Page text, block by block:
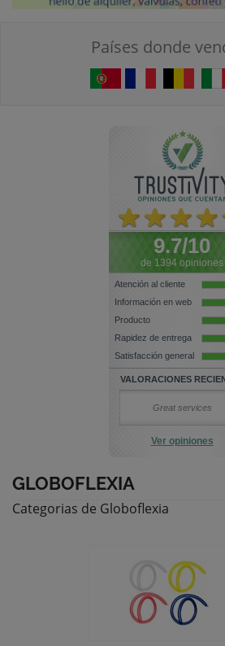
Países donde
9.7/10
de 1394 opiniones
Atención al cliente
Información en web
Producto
Rapidez de entrega
Satisfacción general
VALORACIONES
Great services
Ver opiniones
GLOBOFLEXIA
Categorias de Globoflexia